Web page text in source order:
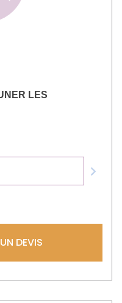
LES
Next
DEVIS